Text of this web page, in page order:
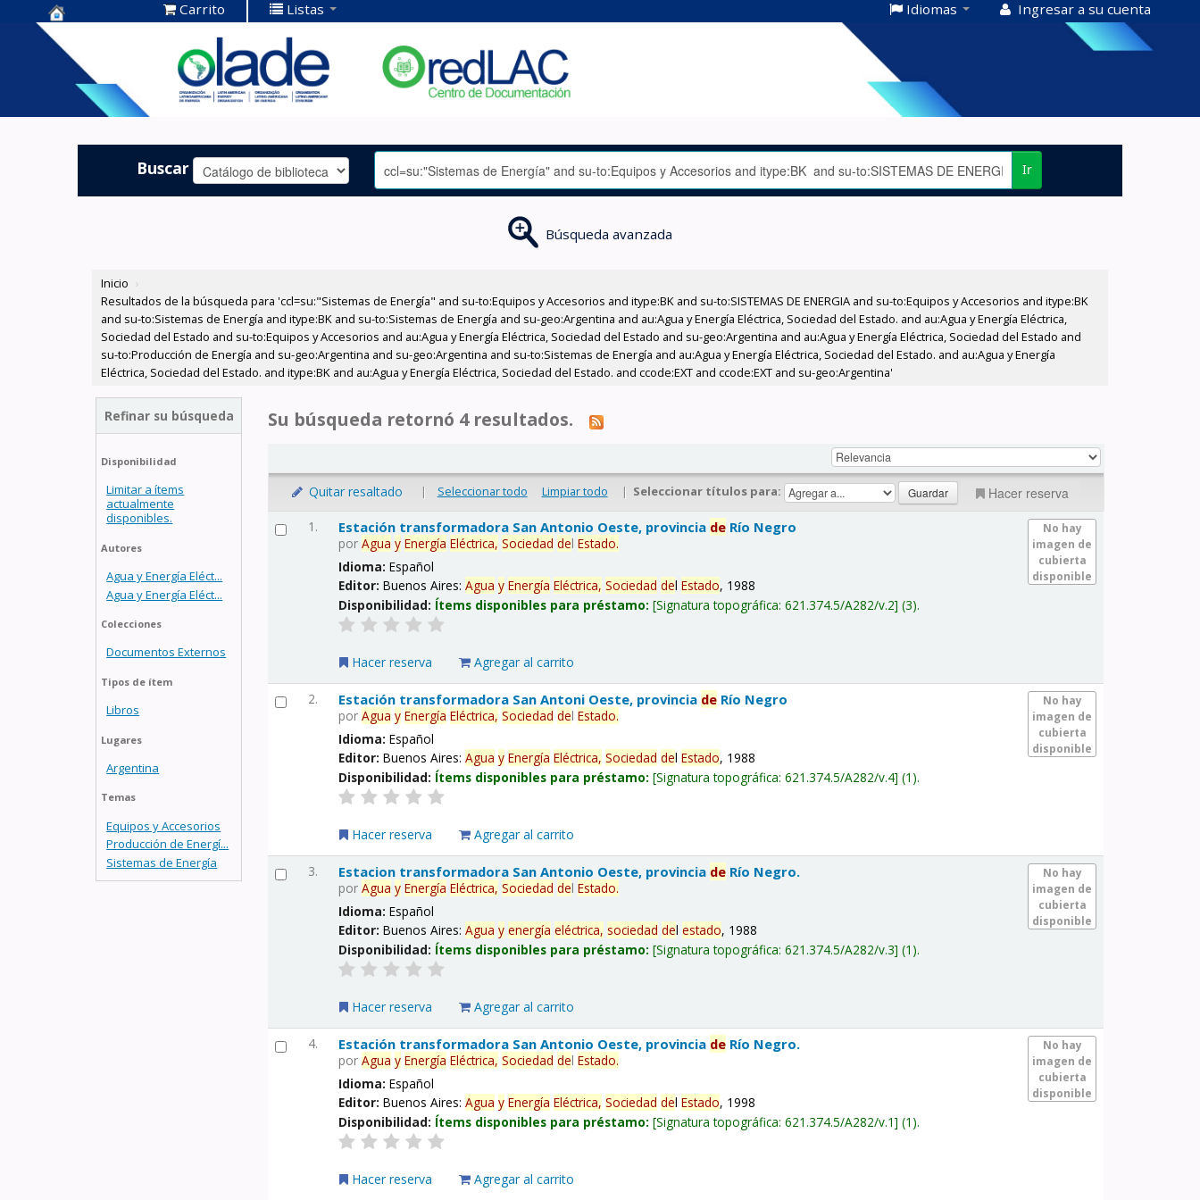
Centro de
Documentación
OLADE -
Carrito Listas Idiomas Ingresar a su cuenta
Buscar Ir
Búsqueda avanzada
Inicio ›
Resultados de la búsqueda para 'ccl=su:"Sistemas de Energía" and su-to:Equipos y Accesorios and itype:BK and su-to:SISTEMAS DE ENERGIA and su-to:Equipos y Accesorios and itype:BK
and su-to:Sistemas de Energía and itype:BK and su-to:Sistemas de Energía and su-geo:Argentina and au:Agua y Energía Eléctrica, Sociedad del Estado. and au:Agua y Energía Eléctrica,
Sociedad del Estado and su-to:Equipos y Accesorios and au:Agua y Energía Eléctrica, Sociedad del Estado and su-geo:Argentina and au:Agua y Energía Eléctrica, Sociedad del Estado and
su-to:Producción de Energía and su-geo:Argentina and su-geo:Argentina and su-to:Sistemas de Energía and au:Agua y Energía Eléctrica, Sociedad del Estado. and au:Agua y Energía
Eléctrica, Sociedad del Estado. and itype:BK and au:Agua y Energía Eléctrica, Sociedad del Estado. and ccode:EXT and ccode:EXT and su-geo:Argentina'
Refinar su búsqueda
Disponibilidad
Limitar a ítems
actualmente
disponibles.
Autores
Agua y Energía Eléct...
Agua y Energía Eléct...
Colecciones
Documentos Externos
Tipos de ítem
Libros
Lugares
Argentina
Temas
Equipos y Accesorios
Producción de Energí...
Sistemas de Energía
Su búsqueda retornó 4 resultados.
Quitar resaltado | Seleccionar todo Limpiar todo | Seleccionar títulos para: Hacer reserva
1.
No hay
imagen de
cubierta
disponible
Estación transformadora San Antonio Oeste, provincia de Río Negro
porAgua y Energía Eléctrica, Sociedad delEstado.
Idioma:Español
Editor:Buenos Aires:Agua y Energía Eléctrica, Sociedad delEstado, 1988
Disponibilidad: Ítems disponibles para préstamo: Signatura topográfica:621.374.5/A282/v.2 (3).
Hacer reserva Agregar al carrito
2.
No hay
imagen de
cubierta
disponible
Estación transformadora San Antoni Oeste, provincia de Río Negro
porAgua y Energía Eléctrica, Sociedad delEstado.
Idioma:Español
Editor:Buenos Aires:Agua y Energía Eléctrica, Sociedad delEstado, 1988
Disponibilidad: Ítems disponibles para préstamo: Signatura topográfica:621.374.5/A282/v.4 (1).
Hacer reserva Agregar al carrito
3.
No hay
imagen de
cubierta
disponible
Estacion transformadora San Antonio Oeste, provincia de Río Negro.
porAgua y Energía Eléctrica, Sociedad delEstado.
Idioma:Español
Editor:Buenos Aires:Agua y energía eléctrica, sociedad delestado, 1988
Disponibilidad: Ítems disponibles para préstamo: Signatura topográfica:621.374.5/A282/v.3 (1).
Hacer reserva Agregar al carrito
4.
No hay
imagen de
cubierta
disponible
Estación transformadora San Antonio Oeste, provincia de Río Negro.
porAgua y Energía Eléctrica, Sociedad delEstado.
Idioma:Español
Editor:Buenos Aires:Agua y Energía Eléctrica, Sociedad delEstado, 1998
Disponibilidad: Ítems disponibles para préstamo: Signatura topográfica:621.374.5/A282/v.1 (1).
Hacer reserva Agregar al carrito